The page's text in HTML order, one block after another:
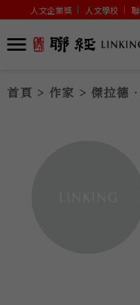
人文企業獎 人文學校
首頁 > 作家 > 傑拉德